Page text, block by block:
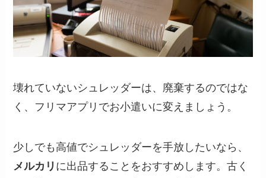
壊れていないシュレッダーは、廃棄するのではな
く、フリマアプリでお小遣いに変えましょう。
少しでも高値でシュレッダーを手放したいなら、
メルカリ に出品することをおすすめします。古く